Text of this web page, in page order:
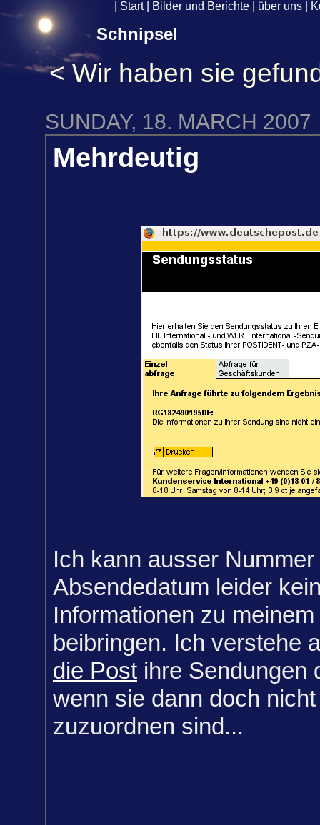
Start| Bilder und Berichte über uns
Schnipsel
< Wir haben sie
SUNDAY, 18. MARCH 2007
Mehrdeutig
Ich kann ausser Nummer
Absendedatum leider
Informationen zu
beibringen. Ich verstehe
die Post ihre Sendungen
wenn sie dann doch
zuzuordnen sind...